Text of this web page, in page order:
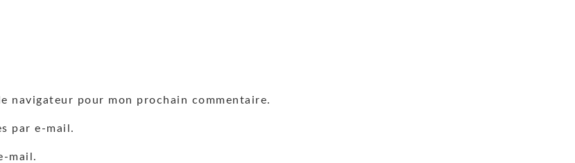
navigateur pour mon prochain commentaire.
par e-mail.
mail.